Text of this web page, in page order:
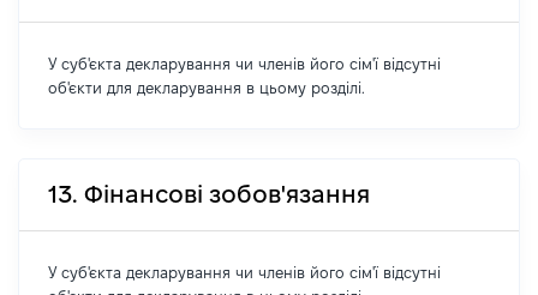
У суб'єкта декларування чи членів його сім'ї відсутні
об'єкти для декларування в цьому розділі.
13. Фінансові зобов'язання
У суб'єкта декларування чи членів його сім'ї відсутні